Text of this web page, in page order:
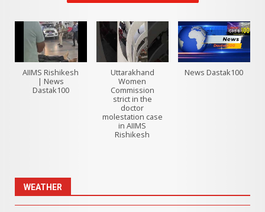
AIIMS Rishikesh
| News
Dastak100
Uttarakhand
Women
Commission
strict in the
doctor
molestation case
in AIIMS
Rishikesh
News Dastak100
WEATHER